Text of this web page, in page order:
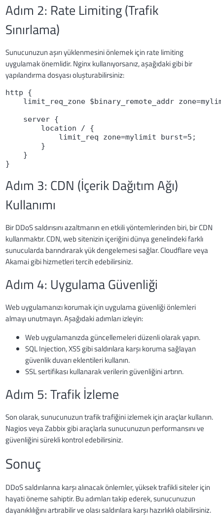
Adım 2: Rate Limiting (Trafik
Sınırlama)
Sunucunuzun aşırı yüklenmesini önlemek için rate limiting
uygulamak önemlidir. Nginx kullanıyorsanız, aşağıdaki gibi bir
yapılandırma dosyası oluşturabilirsiniz:
http {
limit_req_zone $binary_remote_addr
    server {
        location / {
            limit_req zone=mylimit burst=5;
        }
    }
Adım 3: CDN (İçerik Dağıtım Ağı)
Kullanımı
Bir DDoS saldırısını azaltmanın en etkili yöntemlerinden biri, bir CDN
kullanmaktır. CDN, web sitenizin içeriğini dünya genelindeki farklı
sunucularda barındırarak yük dengelemesi sağlar. Cloudflare veya
Akamai gibi hizmetleri tercih edebilirsiniz.
Adım 4: Uygulama Güvenliği
Web uygulamanızı korumak için uygulama güvenliği önlemleri
almayı unutmayın. Aşağıdaki adımları izleyin:
Web uygulamanızda güncellemeleri düzenli olarak yapın.
SQL Injection, XSS gibi saldırılara karşı koruma sağlayan
güvenlik duvarı eklentileri kullanın.
SSL sertifikası kullanarak verilerin güvenliğini artırın.
Adım 5: Trafik İzleme
Son olarak, sunucunuzun trafik trafiğini izlemek için araçlar kullanın.
Nagios veya Zabbix gibi araçlarla sunucunuzun performansını ve
güvenliğini sürekli kontrol edebilirsiniz.
Sonuç
DDoS saldırılarına karşı alınacak önlemler, yüksek trafikli siteler için
hayati öneme sahiptir. Bu adımları takip ederek, sunucunuzun
dayanıklılığını artırabilir ve olası saldırılara karşı hazırlıklı olabilirsiniz.